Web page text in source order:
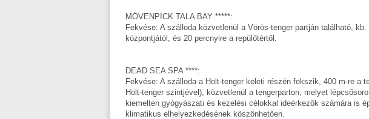
MÖVENPICK TALA BAY *****:
Fekvése: A szálloda közvetlenül a Vörös-tenger partján található,
központjától, és 20 percnyire a repülőtértől.
DEAD SEA SPA ****:
Fekvése: A szálloda a Holt-tenger keleti részén fekszik, 400 m-re a
Holt-tenger szintjével), közvetlenül a tengerparton, melyet
kiemelten gyógyászati és kezelési célokkal ideérkezők számára is
klimatikus elhelyezkedésének köszönhetően.